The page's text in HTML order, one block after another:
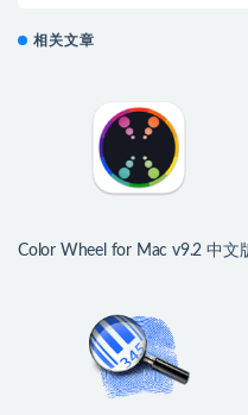
相关文章
Color Wheel for Mac v9.2 中文